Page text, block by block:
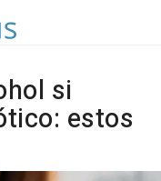
si
estos